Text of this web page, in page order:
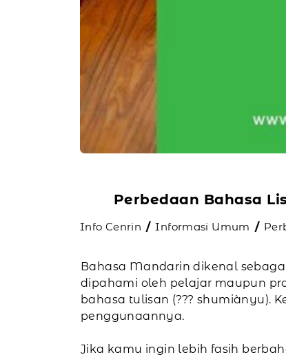
Perbedaan Bahasa
Info Cenrin Informasi Umum
Bahasa Mandarin dikenal
dipahami oleh pelajar maupun
bahasa tulisan (??? shumiànyu).
penggunaannya.
Jika kamu ingin lebih fasih